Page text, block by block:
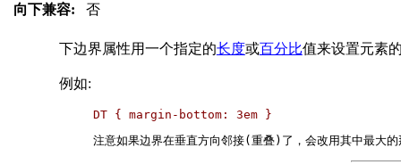
向下兼容:
否
下边界属性用一个指定的长度或百分比值来设置元素
例如:
DT { margin-bottom: 3em }
注意如果边界在垂直方向邻接(重叠)了，会改用其中最大的